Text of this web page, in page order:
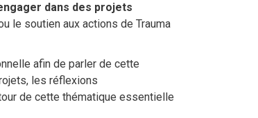
dans des projets
le soutien aux actions de Trauma
afin de parler de cette
les réflexions
de cette thématique essentielle